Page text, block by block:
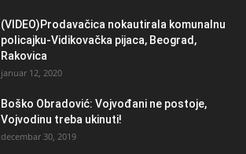
(VIDEO)Prodavačica nokautirala komunalnu
policajku-Vidikovačka pijaca, Beograd,
Rakovica
januar 12, 2020
Boško Obradović: Vojvođani ne postoje,
Vojvodinu treba ukinuti!
decembar 30, 2019